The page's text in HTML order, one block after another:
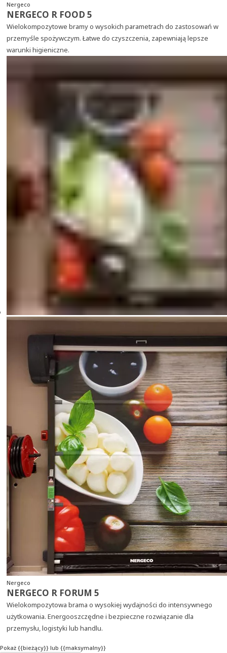
Nergeco
NERGECO R FOOD 5
Wielokompozytowe bramy o wysokich parametrach do zastosowań w
przemyśle spożywczym. Łatwe do czyszczenia, zapewniają lepsze
warunki higieniczne.
Nergeco
NERGECO R FORUM 5
Wielokompozytowa brama o wysokiej wydajności do intensywnego
użytkowania. Energooszczędne i bezpieczne rozwiązanie dla
przemysłu, logistyki lub handlu.
Pokaż {{bieżący}} lub {{maksymalny}}